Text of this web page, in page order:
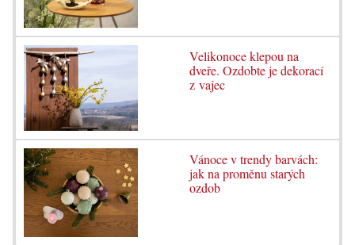
Velikonoce klepou na
dveře. Ozdobte je dekorací
z vajec
Vánoce v trendy barvách:
jak na proměnu starých
ozdob